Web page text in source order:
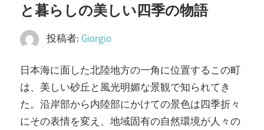
と暮らしの美しい四季の物語
投稿者: Giorgio
日本海に面した北陸地方の一角に位置するこの町
は、美しい砂丘と風光明媚な景観で知られてき
た。 沿岸部から内陸部にかけての景色は四季折々
にその表情を変え、地域固有の自然環境が人々の